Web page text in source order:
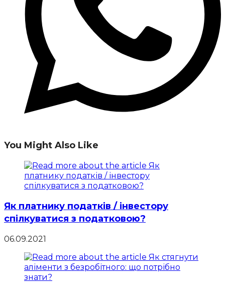
You Might Also Like
Як платнику податків / інвестору
спілкуватися з податковою?
06.09.2021